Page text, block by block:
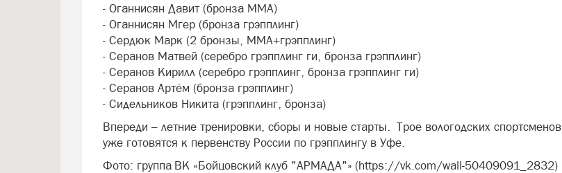
- Оганнисян Давит (бронза ММА)
- Оганнисян Мгер (бронза грэпплинг)
- Сердюк Марк (2 бронзы, ММА+грэпплинг)
- Серанов Матвей (серебро грэпплинг ги, бронза грэпплинг)
- Серанов Кирилл (серебро грэпплинг, бронза грэпплинг ги)
- Серанов Артём (бронза грэпплинг)
- Сидельников Никита (грэпплинг, бронза)
Впереди – летние тренировки, сборы и новые старты. Трое вологодских спортсменов
уже готовятся к первенству России по грэпплингу в Уфе.
Фото: группа ВК «Бойцовский клуб "АРМАДА"» (https://vk.com/wall-50409091_2832)